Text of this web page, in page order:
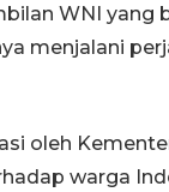
WNI yang
menjalani
oleh
warga